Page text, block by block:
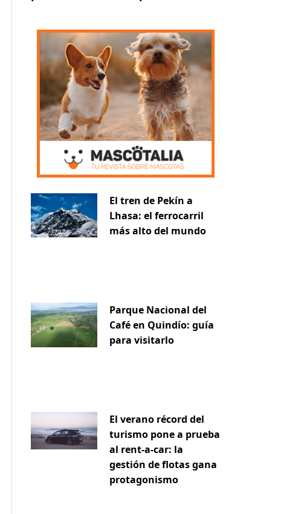
El tren de Pekín a
Lhasa: el ferrocarril
más alto del mundo
Parque Nacional del
Café en Quindío: guía
para visitarlo
El verano récord del
turismo pone a prueba
al rent-a-car: la
gestión de flotas gana
protagonismo